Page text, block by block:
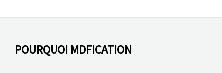
POURQUOI MDFICATION